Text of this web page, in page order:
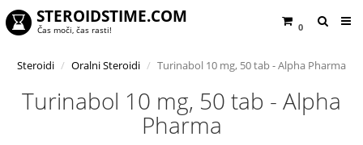
0
STEROIDSTIME.COM
Čas moči, čas rasti!
Steroidi Oralni Steroidi Turinabol 10 mg, 50 tab - Alpha Pharma
Turinabol 10 mg, 50 tab - Alpha
Pharma